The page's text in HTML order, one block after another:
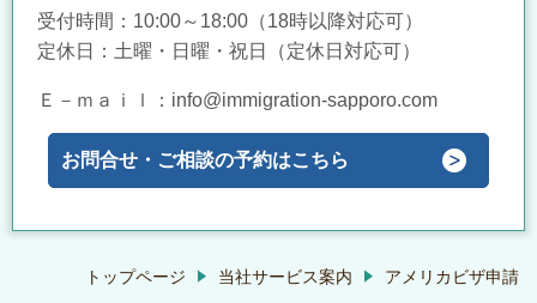
受付時間： 10:00～18:00（18時以降対応可）
定休日：土曜・日曜・祝日
（定休日対応可）
Ｅ－ｍａｉｌ：info@immigration-sapporo.com
お問合せ・ご相談の予約はこちら
トップページ 当社サービス案内 アメリカビザ申請